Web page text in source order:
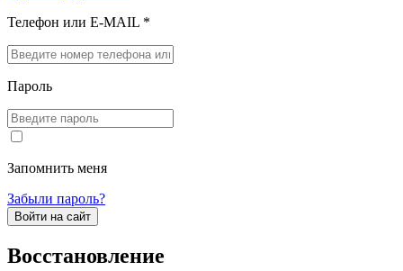
Телефон или E-MAIL *
Пароль
Запомнить меня
Забыли пароль?
Войти на сайт
Восстановление